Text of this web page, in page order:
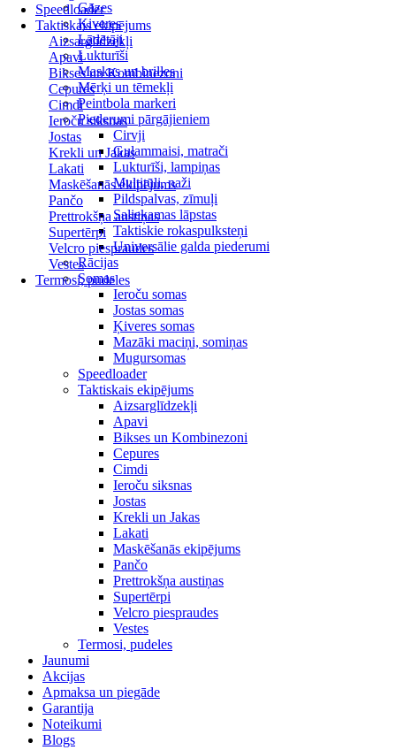
Speedloader
Taktiskais ekipējums
Aizsarglīdzekļi
Apavi
Bikses un Kombinezoni
Cepures
Cimdi
Ieroču siksnas
Jostas
Krekli un Jakas
Lakati
Maskēšanās ekipējums
Pančo
Prettrokšņa austiņas
Supertērpi
Velcro piespraudes
Vestes
Termosi, pudeles
Gāzes
Ķiveres
Lādētāji
Lukturīši
Maskas un brilles
Mērķi un tēmekļi
Peintbola markeri
Piederumi pārgājieniem
Cirvji
Guļammaisi, matrači
Lukturīši, lampiņas
Multitūli, naži
Pildspalvas, zīmuļi
Saliekamas lāpstas
Taktiskie rokaspulksteņi
Universālie galda piederumi
Rācijas
Somas
Ieroču somas
Jostas somas
Ķiveres somas
Mazāki maciņi, somiņas
Mugursomas
Speedloader
Taktiskais ekipējums
Aizsarglīdzekļi
Apavi
Bikses un Kombinezoni
Cepures
Cimdi
Ieroču siksnas
Jostas
Krekli un Jakas
Lakati
Maskēšanās ekipējums
Pančo
Prettrokšņa austiņas
Supertērpi
Velcro piespraudes
Vestes
Termosi, pudeles
Jaunumi
Akcijas
Apmaksa un piegāde
Garantija
Noteikumi
Blogs